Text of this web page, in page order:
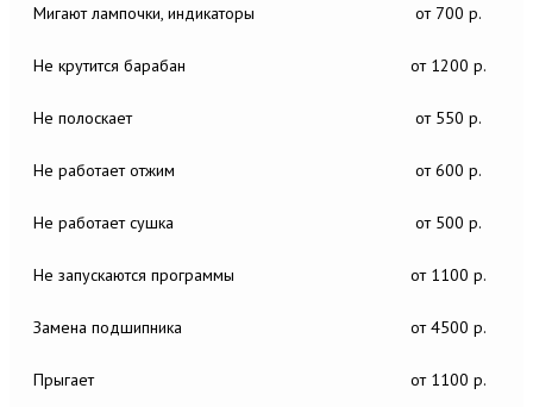
Мигают лампочки, индикаторы от 700 р.
Не крутится барабан от 1200 р.
Не полоскает от 550 р.
Не работает отжим от 600 р.
Не работает сушка от 500 р.
Не запускаются программы от 1100 р.
Замена подшипника от 4500 р.
Прыгает от 1100 р.